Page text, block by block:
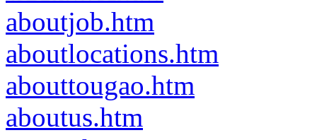
aboutjob.htm
aboutlocations.htm
abouttougao.htm
aboutus.htm